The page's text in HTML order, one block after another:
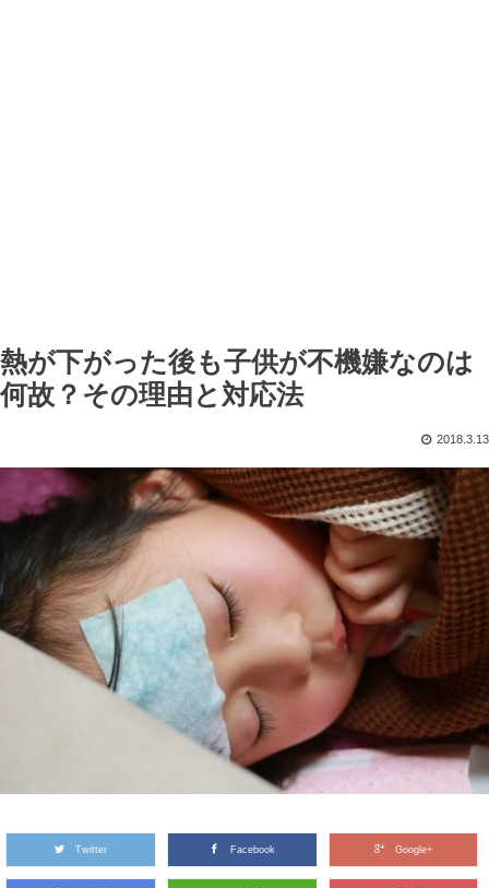
熱が下がった後も子供が不機嫌なのは
何故？その理由と対応法
2018.3.13
Twitter Facebook Google+